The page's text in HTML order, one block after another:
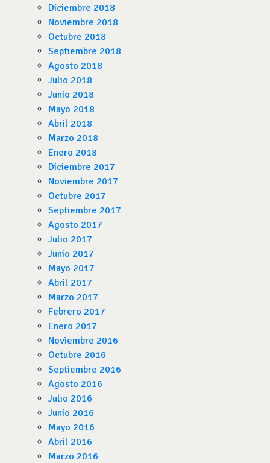
Diciembre 2018
Noviembre 2018
Octubre 2018
Septiembre 2018
Agosto 2018
Julio 2018
Junio 2018
Mayo 2018
Abril 2018
Marzo 2018
Enero 2018
Diciembre 2017
Noviembre 2017
Octubre 2017
Septiembre 2017
Agosto 2017
Julio 2017
Junio 2017
Mayo 2017
Abril 2017
Marzo 2017
Febrero 2017
Enero 2017
Noviembre 2016
Octubre 2016
Septiembre 2016
Agosto 2016
Julio 2016
Junio 2016
Mayo 2016
Abril 2016
Marzo 2016